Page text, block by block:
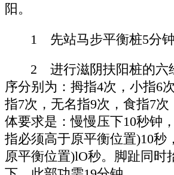
阳。
1 先站马步平衡桩5分钟
2 进行滋阴扶阳桩的六
序分别为：拇指4次，小指6
指7次，无名指9次，食指7次
体要求是：慢慢压下10秒钟
指必须高于原平衡位置)10秒
原平衡位置)lO秒。脚趾同时